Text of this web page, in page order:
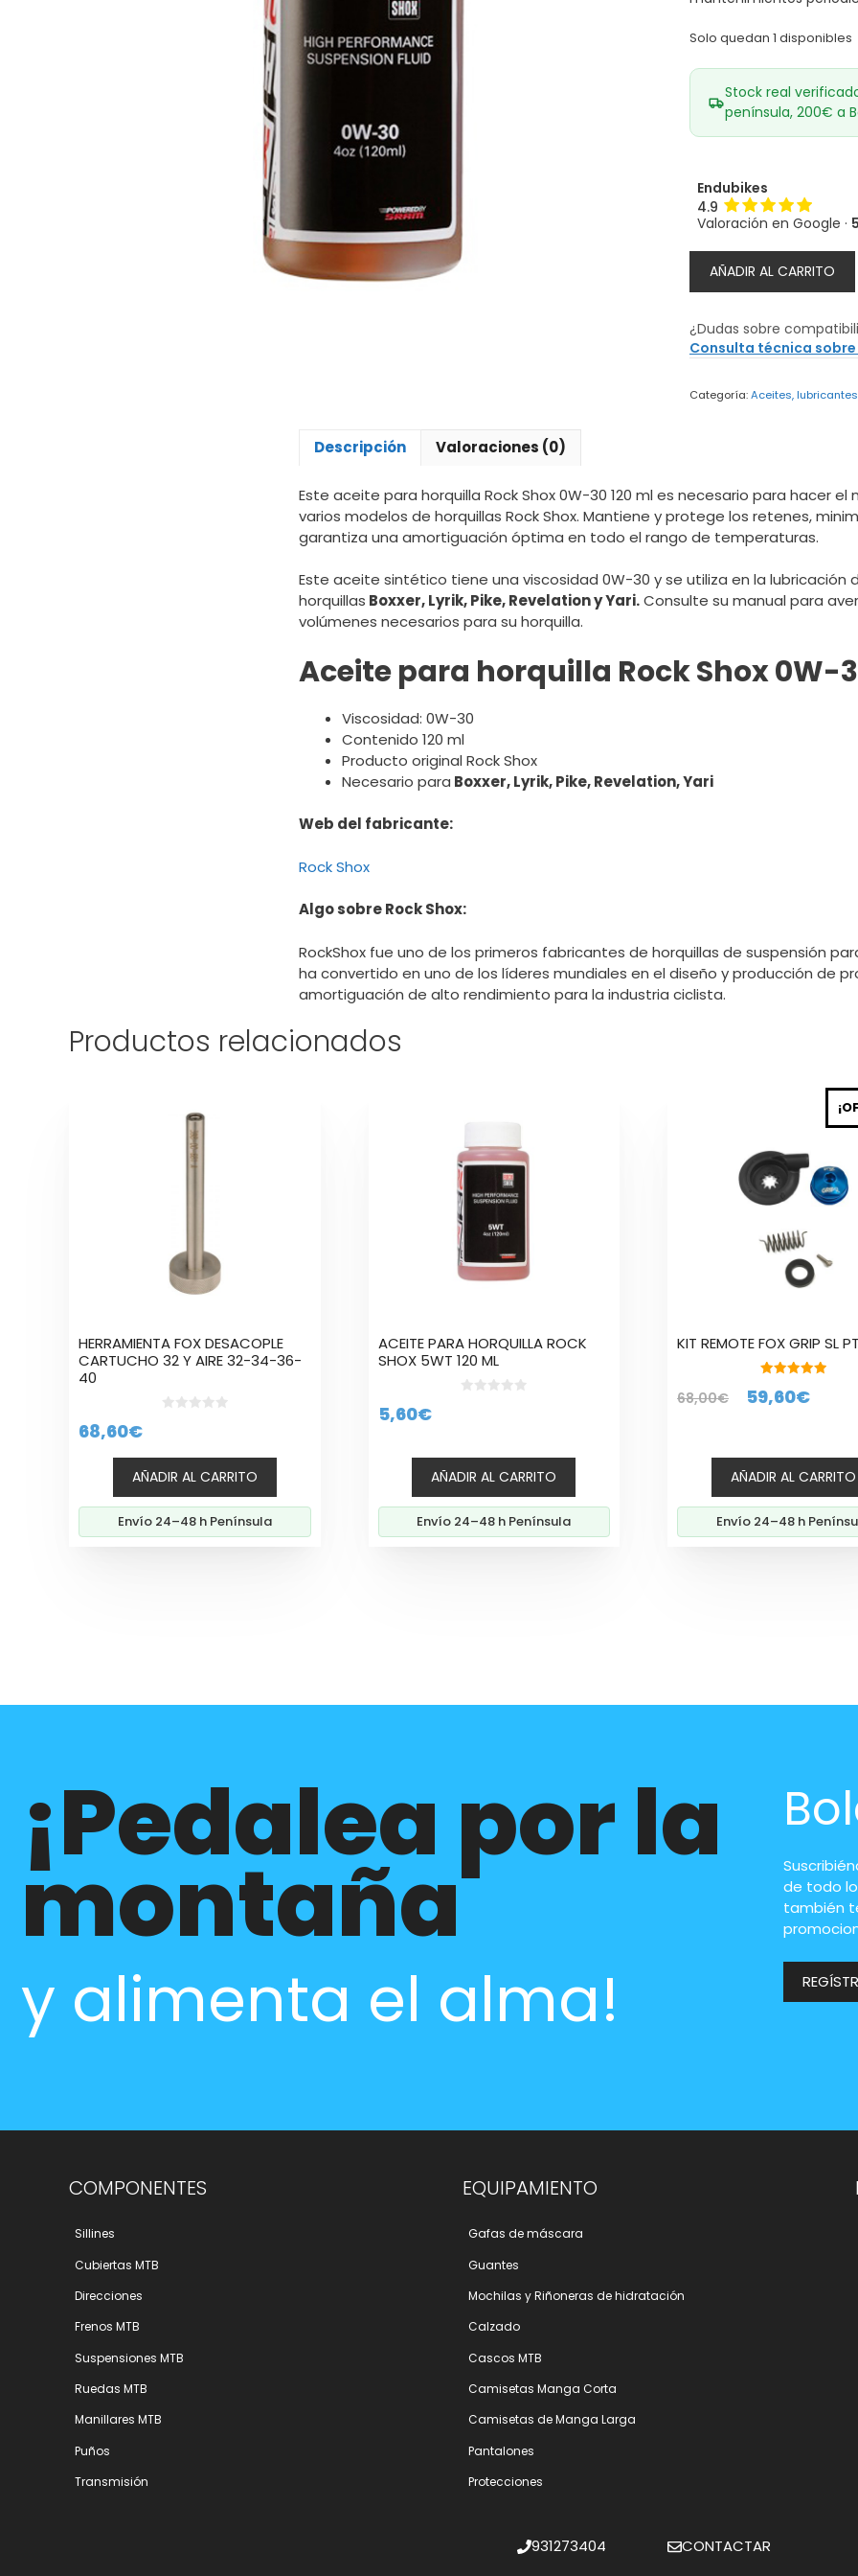
Solo quedan 1 disponibles
Stock real
península, 200€ a
Endubikes
4.9
Valoración en Google ·
para
Rock
Shox
0W-
120
AÑADIR AL CARRITO
¿Dudas sobre
Consulta técnica
Categoría:Aceites,
Descripción Valoraciones (0)
Este aceite para horquilla Rock Shox 0W-30 120 ml es necesario para hacer
varios modelos de horquillas Rock Shox. Mantiene y protege los retenes,
garantiza una amortiguación óptima en todo el rango de temperaturas.
Este aceite sintético tiene una viscosidad 0W-30 y se utiliza en la lubricación
horquillas Boxxer, Lyrik, Pike, Revelation y Yari.Consulte su manual para
volúmenes necesarios para su horquilla.
Aceite para horquilla Rock Shox 0W-
Viscosidad: 0W-30
Contenido 120 ml
Producto original Rock Shox
Necesario para Boxxer, Lyrik, Pike, Revelation, Yari
Web del fabricante:
Rock Shox
Algo sobre Rock Shox:
RockShox fue uno de los primeros fabricantes de horquillas de suspensión
ha convertido en uno de los líderes mundiales en el diseño y producción de
amortiguación de alto rendimiento para la industria ciclista.
Productos relacionados
HERRAMIENTA FOX DESACOPLE
CARTUCHO 32 Y AIRE 32-34-36-
40
68,60€
AÑADIR AL CARRITO
Envío 24–48 h Península
ACEITE PARA HORQUILLA ROCK
SHOX 5WT 120 ML
5,60€
AÑADIR AL CARRITO
Envío 24–48 h Península
KIT REMOTE FOX GRIP SL
de 5
68,00€
El
era:
68,00€.
59,60€El
es:
AÑADIR AL CARRITO
Envío 24–48 h
¡Pedalea por la
montaña
y alimenta el alma!
de todo
también
COMPONENTES
Sillines
Cubiertas MTB
Direcciones
Frenos MTB
Suspensiones MTB
Ruedas MTB
Manillares MTB
Puños
Transmisión
EQUIPAMIENTO
Gafas de máscara
Guantes
Mochilas y Riñoneras de hidratación
Calzado
Cascos MTB
Camisetas Manga Corta
Camisetas de Manga Larga
Pantalones
Protecciones
931273404 CONTACTAR